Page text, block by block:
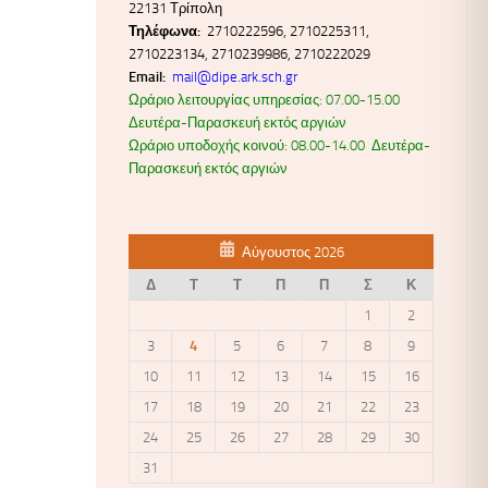
22131 Τρίπολη
Τηλέφωνα: 2710222596, 2710225311,
2710223134, 2710239986, 2710222029
Email: mail@dipe.ark.sch.gr
Ωράριο λειτουργίας υπηρεσίας: 07.00-15.00
Δευτέρα-Παρασκευή εκτός αργιών
Ωράριο υποδοχής κοινού: 08.00-14.00 Δευτέρα-
Παρασκευή εκτός αργιών
Αύγουστος 2026
Δ
Τ Τ Π Π Σ
Κ
1
2
3
4 5 6 7 8
9
10
11 12 13 14 15
16
17
18 19 20 21 22
23
24
25 26 27 28 29
30
31